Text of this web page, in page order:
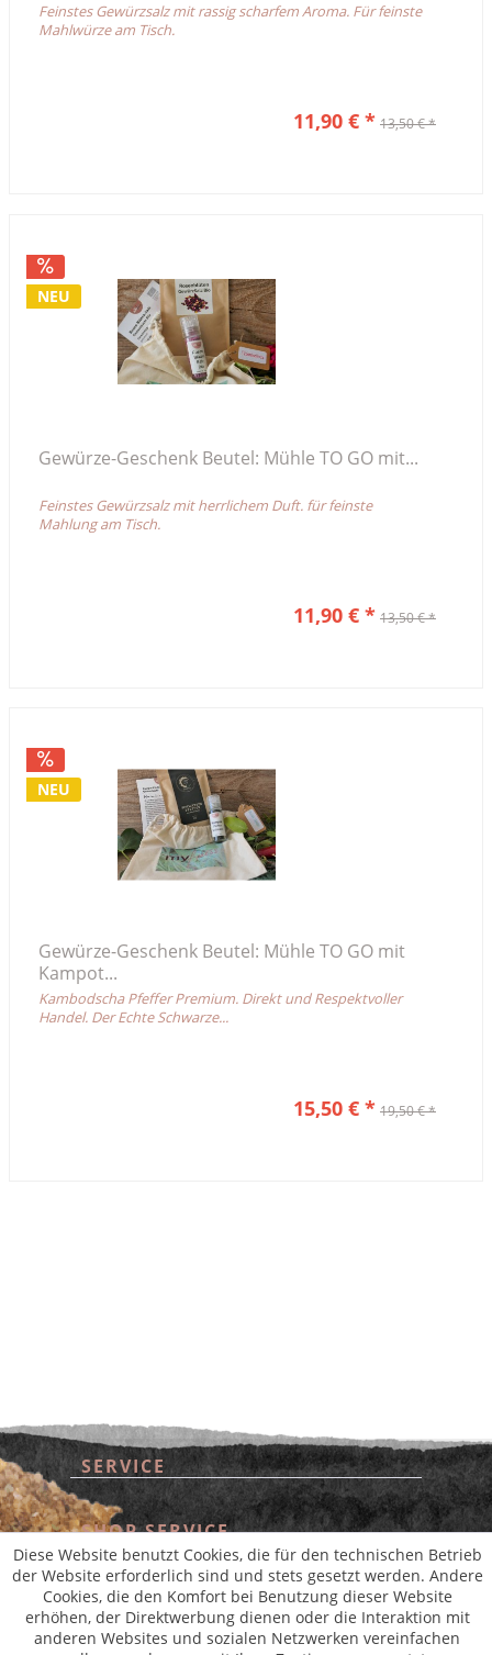
Feinstes Gewürzsalz mit rassig scharfem Aroma. Für feinste
Mahlwürze am Tisch.
11,90 € * 13,50 € *
NEU
Gewürze-Geschenk Beutel: Mühle TO GO mit...
Feinstes Gewürzsalz mit herrlichem Duft. für feinste
Mahlung am Tisch.
11,90 € * 13,50 € *
NEU
Gewürze-Geschenk Beutel: Mühle TO GO mit
Kampot...
Kambodscha Pfeffer Premium. Direkt und Respektvoller
Handel. Der Echte Schwarze...
15,50 € * 19,50 € *
SERVICE
SHOP SERVICE
INFORMATIONEN
* Alle Preise inkl. gesetzl. Mehrwertsteuer zzgl.Versandkostenund ggf.
Nachnahmegebühren, wenn nicht anders beschrieben
aus der digitalenwollwinderei
Diese Website benutzt Cookies, die für den technischen Betrieb
der Website erforderlich sind und stets gesetzt werden. Andere
Cookies, die den Komfort bei Benutzung dieser Website
erhöhen, der Direktwerbung dienen oder die Interaktion mit
anderen Websites und sozialen Netzwerken vereinfachen